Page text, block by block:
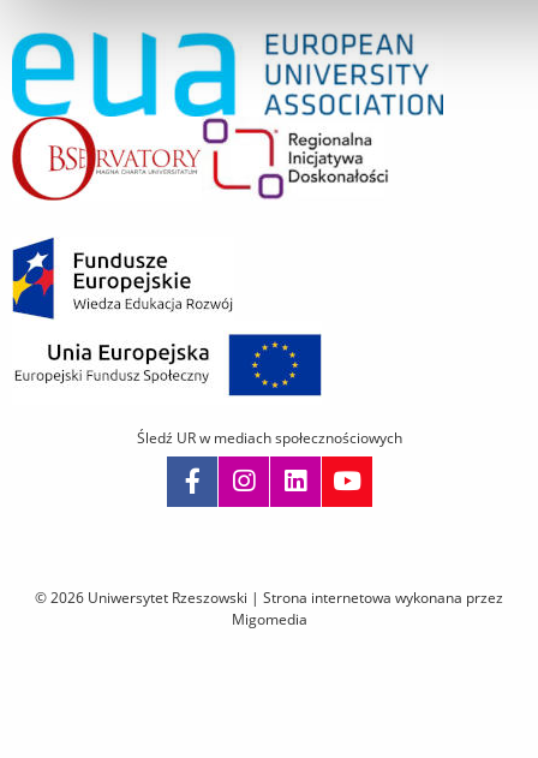
© 2026 Uniwersytet Rzeszowski | Strona internetowa wykonana przez
Migomedia
Śledź UR w mediach społecznościowych
i
przejdź